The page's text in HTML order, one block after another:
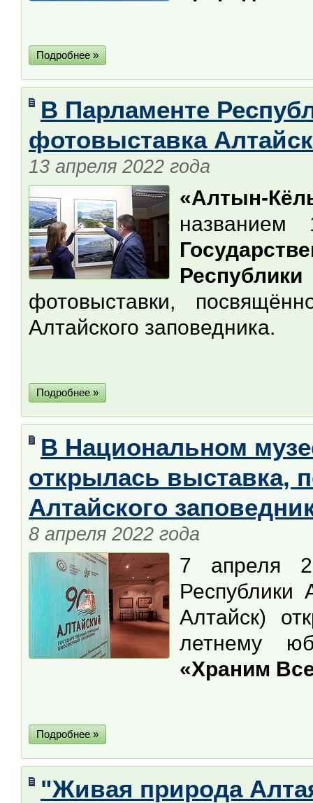
Подробнее »
В Парламенте
фотовыставка
13 апреля 2022 года
«Алтын-
фотовыставки,
Алтайского заповедника.
Подробнее »
В Национальном
открылась выставка,
Алтайского
8 апреля 2022 года
7 апреля
Республики
Алтайск)
летнему
«Храним
Подробнее »
"Живая природа